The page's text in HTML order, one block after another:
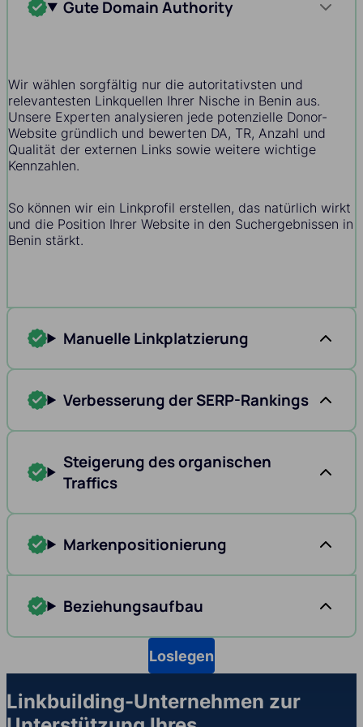
Gute Domain Authority
Wir wählen sorgfältig nur die autoritativsten und
relevantesten Linkquellen Ihrer Nische in Benin aus.
Unsere Experten analysieren jede potenzielle Donor-
Website gründlich und bewerten DA, TR, Anzahl und
Qualität der externen Links sowie weitere wichtige
Kennzahlen.
So können wir ein Linkprofil erstellen, das natürlich wirkt
und die Position Ihrer Website in den Suchergebnissen in
Benin stärkt.
Manuelle Linkplatzierung
Verbesserung der SERP-Rankings
Steigerung des organischen
Traffics
Markenpositionierung
Beziehungsaufbau
Loslegen
Linkbuilding-Unternehmen zur